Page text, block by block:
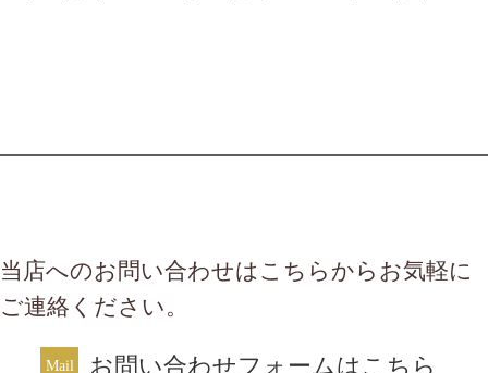
当店へのお問い合わせはこちらからお気軽に
ご連絡ください。
お問い合わせフォームはこちら